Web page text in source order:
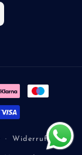
Widerrufsrecht